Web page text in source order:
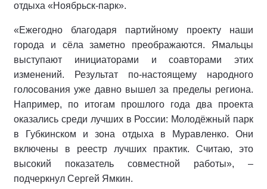
отдыха «Ноябрьск-парк».
«Ежегодно благодаря партийному проекту наши
города и сёла заметно преображаются. Ямальцы
выступают инициаторами и соавторами этих
изменений. Результат по-настоящему народного
голосования уже давно вышел за пределы региона.
Например, по итогам прошлого года два проекта
оказались среди лучших в России: Молодёжный парк
в Губкинском и зона отдыха в Муравленко. Они
включены в реестр лучших практик. Считаю, это
высокий показатель совместной работы», –
подчеркнул Сергей Ямкин.